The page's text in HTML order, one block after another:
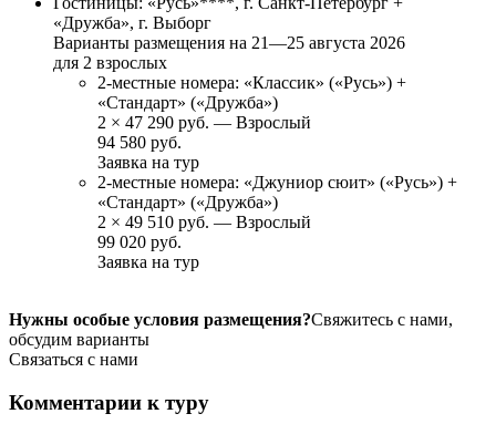
«Дружба», г. Выборг
Варианты размещения на 21—25 августа 2026
для 2 взрослых
2-местные номера: «Классик» («Русь») +
«Стандарт» («Дружба»)
2 × 47 290 руб. — Взрослый
94 580 руб.
Заявка на тур
2-местные номера: «Джуниор сюит» («Русь») +
«Стандарт» («Дружба»)
2 × 49 510 руб. — Взрослый
99 020 руб.
Заявка на тур
Нужны особые условия размещения?Свяжитесь с нами,
обсудим варианты
Связаться с нами
Комментарии к туру